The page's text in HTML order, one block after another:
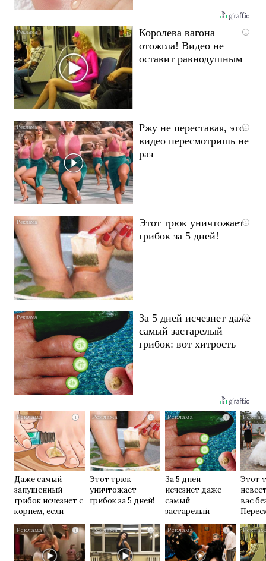
i
Королева вагона
отожгла! Видео не
оставит равнодушным
i
Ржу не переставая, это
видео пересмотришь не
раз
i
Этот трюк уничтожает
грибок за 5 дней!
i
За 5 дней исчезнет даже
самый застарелый
грибок: вот хитрость
i
Даже самый
запущенный
грибок исчезнет с
корнем, если
перед сном…
i
Этот трюк
уничтожает
грибок за 5 дней!
i
За 5 дней
исчезнет даже
самый
застарелый
грибок: вот
хитрость
Этот
вас
раз
i i i